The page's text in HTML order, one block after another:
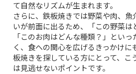
て自然なリズムが生まれます。
さらに、鉄板焼きでは野菜や肉、
いが前面に出るため、「この野菜は
「このお肉はどんな種類？」とい
く、食への関心を広げるきっかけに
板焼きを探している方にとって、こ
は見逃せないポイントです。